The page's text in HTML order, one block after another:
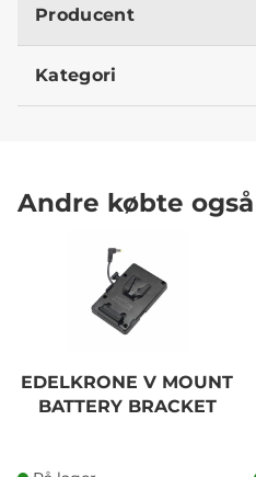
Producent
Kategori
Andre købte også
EDELKRONE V MOUNT
BATTERY BRACKET